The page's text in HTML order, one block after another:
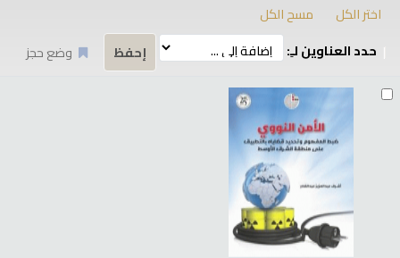
اختر الكل
مسح الكل
حدد العناوين لـِ:
وضع حجز